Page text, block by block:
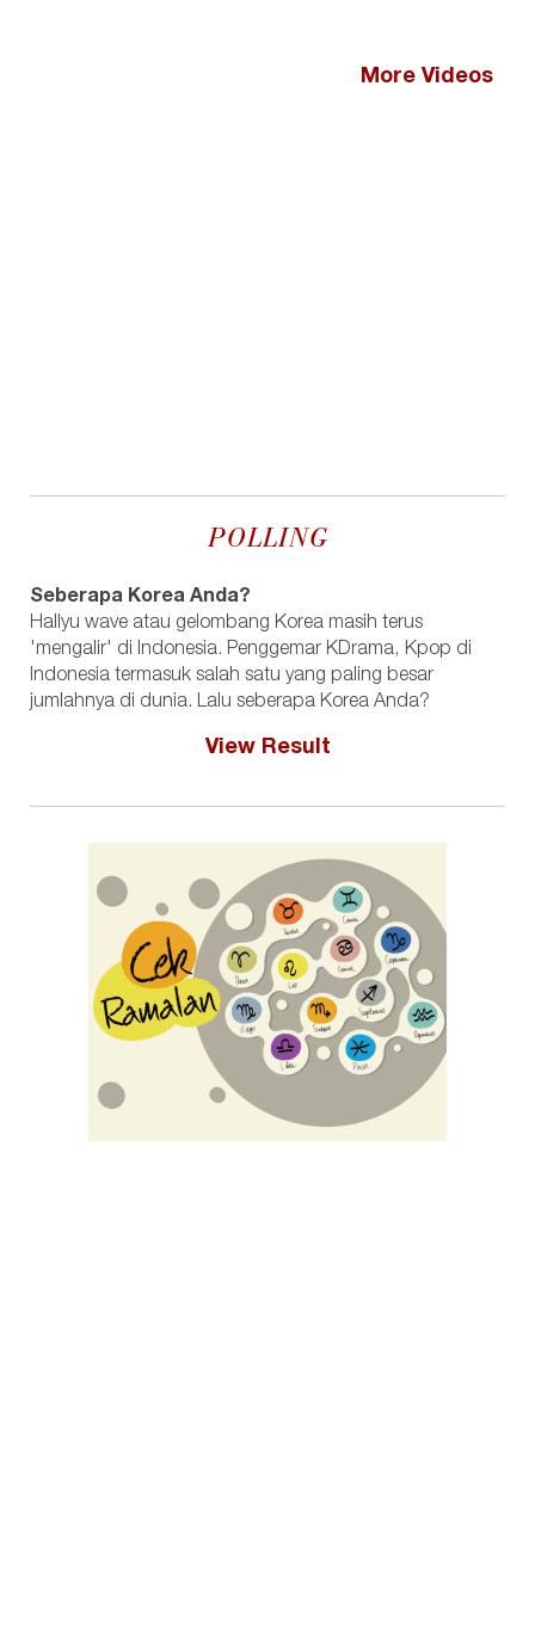
More Videos
POLLING
Seberapa Korea Anda?
Hallyu wave atau gelombang Korea masih terus
'mengalir' di Indonesia. Penggemar KDrama, Kpop di
Indonesia termasuk salah satu yang paling besar
jumlahnya di dunia. Lalu seberapa Korea Anda?
View Result